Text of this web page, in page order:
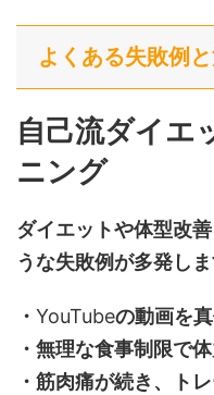
よくある失敗例
自己流ダイエ
ニング
ダイエットや体型改
うな失敗例が多発しま
・ YouTubeの動画を
・無理な食事制限で
・筋肉痛が続き、ト